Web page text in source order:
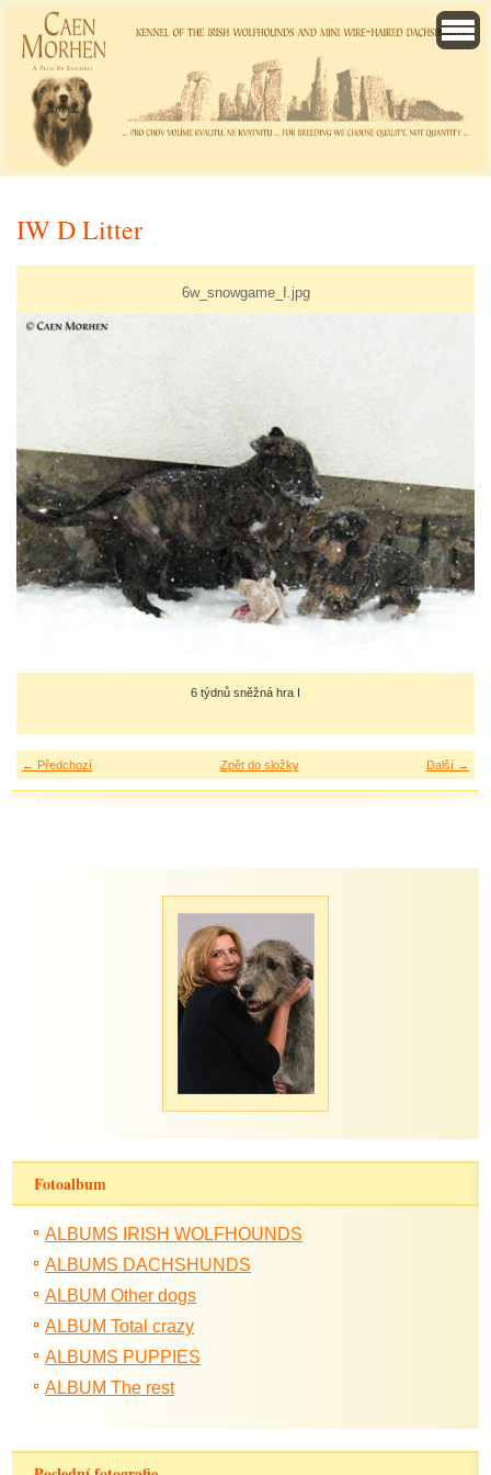
IW D Litter
6w_snowgame_I.jpg
6 týdnů sněžná hra I
← Předchozí Další →
Zpět do složky
Fotoalbum
ALBUMS IRISH WOLFHOUNDS
ALBUMS DACHSHUNDS
ALBUM Other dogs
ALBUM Total crazy
ALBUMS PUPPIES
ALBUM The rest